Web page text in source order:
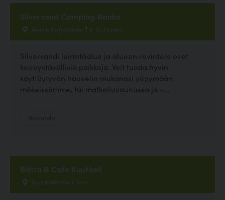
Silversand Camping Hanko
Aarne Karjalaisen Tie 15, Hanko
Silversandi leirintäalue ja alueen ravintola ovat
koiraystävällisiä paikkoja. Voit tuoda hyvin
käyttäytyvän hauvelin mukanasi yöpymään
mökeissämme, tai matkailuvaunussa ja -...
Bistro & Cafe Kuukkeli
Saariseläntie 1, Inari